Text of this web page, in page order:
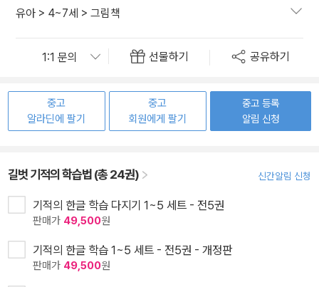
유아 > 4~7세 > 그림책
선물하기 공유하기
중고
알라딘에 팔기
중고
회원에게 팔기
중고 등록
알림 신청
길벗 기적의 학습법 (총 24권) 신간알림 신청
기적의 한글 학습 다지기 1~5 세트 - 전5권
판매가 49,500원
기적의 한글 학습 1~5 세트 - 전5권 - 개정판
판매가 49,500원